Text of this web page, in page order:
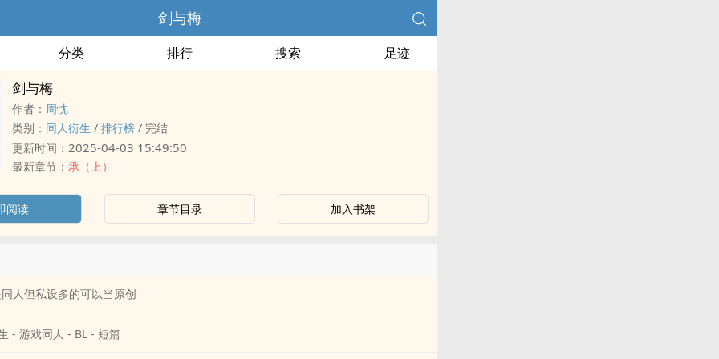
剑与梅
分类 排行 搜索 足迹
剑与梅
作者： 周忱
类别： 同人衍生 / 排行榜 / 完结
更新时间： 2025-04-03 15:49:50
最新章节： 承（上）
阅读 章节目录 加入书架
人但私设多的可以当原创
- 游戏同人 - BL - 短篇